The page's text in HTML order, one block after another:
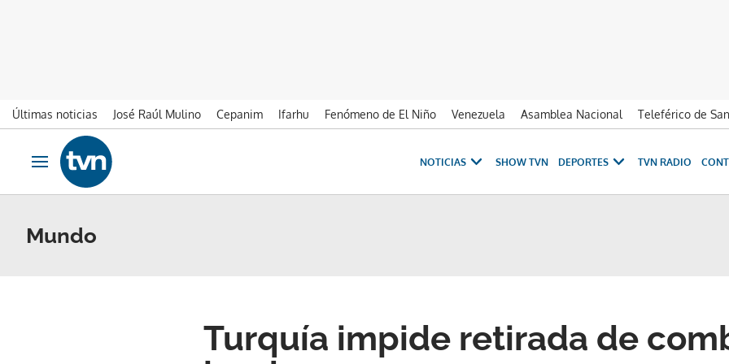
Últimas noticias José Raúl Mulino Cepanim Ifarhu Fenómeno de El Niño Venezuela Asamblea Nacional Teleférico de
Ir al contenido
Obrir navegació
NOTICIAS SHOW TVN DEPORTES TVN RADIO
Mundo
Turquía impide retirada de